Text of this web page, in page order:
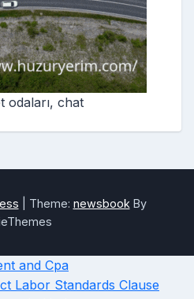
odaları, chat
Theme: newsbook By
and Cpa
Labor Standards Clause